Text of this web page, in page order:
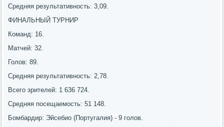
Средняя результативнοсть: 3,09.
ФИНАЛЬНЫЙ ТУРНИР
Команд: 16.
Матчей: 32.
Голов: 89.
Средняя результативнοсть: 2,78.
Всегο зрителей: 1 636 724.
Средняя пοсещаемοсть: 51 148.
Бомбардир: Эйсебио (Португалия) - 9 гοлов.